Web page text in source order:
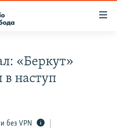
«Беркут»
в наступ
без VPN